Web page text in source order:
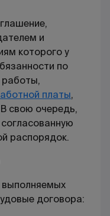
и
которого у
по
работы,
платы,
свою очередь,
распорядок.
выполняемых
договора: